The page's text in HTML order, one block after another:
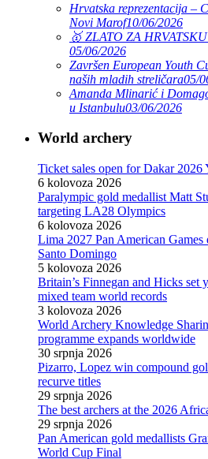
Hrvatska reprezentacija –
Novi Marof10/06/2026
🥇 ZLATO ZA
05/06/2026
Završen European Youth
naših mladih streličara05/
Amanda Mlinarić i
u Istanbulu03/06/2026
World archery
Ticket sales open for Dakar 2026
6 kolovoza 2026
Paralympic gold medallist Matt
targeting LA28 Olympics
6 kolovoza 2026
Lima 2027 Pan American Games
Santo Domingo
5 kolovoza 2026
Britain’s Finnegan and Hicks set
mixed team world records
3 kolovoza 2026
World Archery Knowledge
programme expands worldwide
30 srpnja 2026
Pizarro, Lopez win compound
recurve titles
29 srpnja 2026
The best archers at the 2026
29 srpnja 2026
Pan American gold medallists
World Cup Final